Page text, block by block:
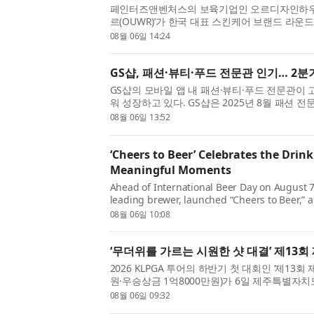
페인터즈앤벤처스의 보육기업인 오르디자인하
르(OUWR)’가 한국 대표 스킨케어 브랜드 라운
영 글로벌(Olive Young US) 한정판 컬렉션을
08월 06일 14:24
GS샵, 패션·뷰티·푸드 전문관 인기… 2분
GS샵의 모바일 앱 내 패션·뷰티·푸드 전문관
워 성장하고 있다. GS샵은 2025년 8월 패션 전
어 11월에는 뷰티 전문관 ‘뷰티#(샵)’과 식품 전
08월 06일 13:52
‘Cheers to Beer’ Celebrates the
Meaningful Moments
Ahead of International Beer Day on August
leading brewer, launched “Cheers to Beer,”
celebrating the timeless role beer plays in
08월 06일 10:08
‘무더위를 가르는 시원한 샷 대결’ 제13
2026 KLPGA 투어의 하반기 첫 대회인 ‘제13회
원·우승상금 1억8000만원)가 6일 제주특별자
트(파72)에서 막을 올렸다. 올해로 13회를 맞은
08월 06일 09:32